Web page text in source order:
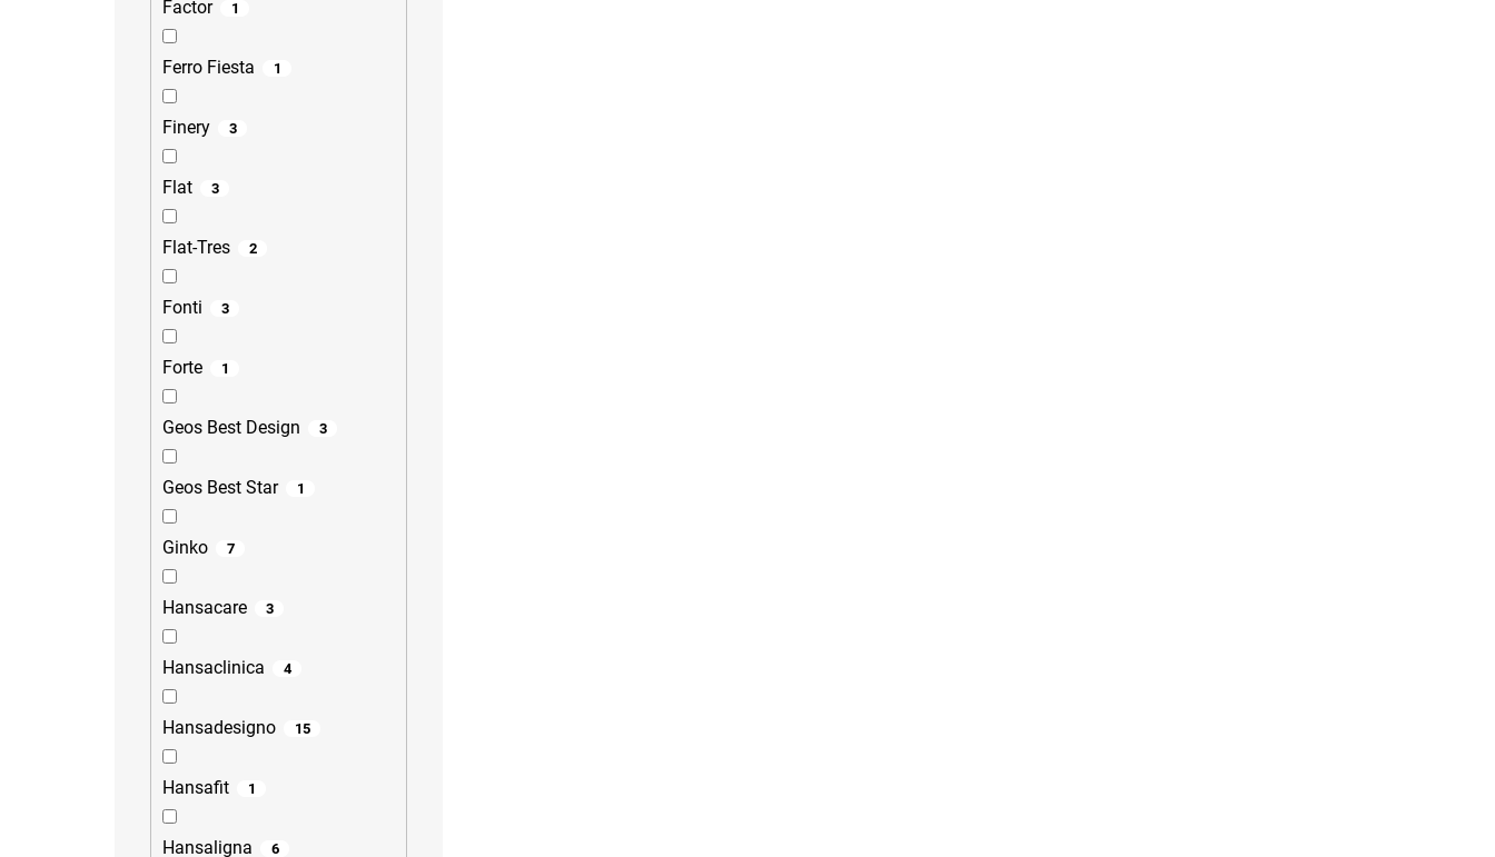
Factor 1
Ferro Fiesta 1
Finery 3
Flat 3
Flat-Tres 2
Fonti 3
Forte 1
Geos Best Design 3
Geos Best Star 1
Ginko 7
Hansacare 3
Hansaclinica 4
Hansadesigno 15
Hansafit 1
Hansaligna 6